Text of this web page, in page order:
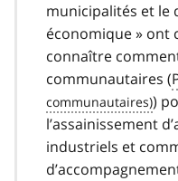
municipalités et le
économique » ont
connaître
communautaires (
)
l’assainissement
industriels et